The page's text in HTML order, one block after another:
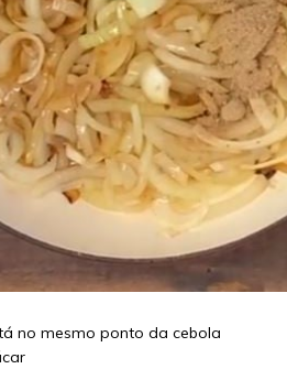
no mesmo ponto da cebola